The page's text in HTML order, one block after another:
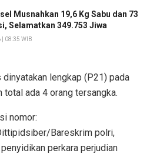
Musnahkan 19,6 Kg Sabu dan 73
Selamatkan 349.753 Jiwa
08:35 WIB
lengkap (P21) pada
total ada 4 orang tersangka.
nomor:
Bareskrim polri,
perkara perjudian